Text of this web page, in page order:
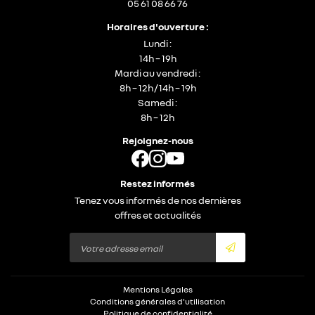
05 61 08 66 76
Horaires d'ouverture :
Lundi :
14h – 19h
Mardi au vendredi :
8h – 12h / 14h – 19h
Samedi :
8h – 12h
Rejoignez-nous
Restez informés
Tenez vous informés de nos dernières
offres et actualités
Mentions Légales
Conditions générales d'utilisation